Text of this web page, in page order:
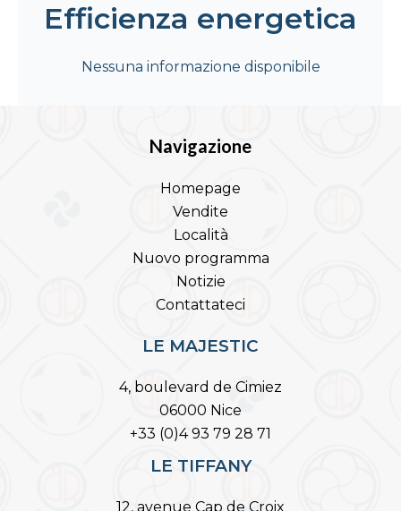
Efficienza energetica
Nessuna informazione disponibile
Navigazione
Homepage
Vendite
Località
Nuovo programma
Notizie
Contattateci
LE MAJESTIC
4, boulevard de Cimiez
06000 Nice
+33 (0)4 93 79 28 71
LE TIFFANY
12, avenue Cap de Croix